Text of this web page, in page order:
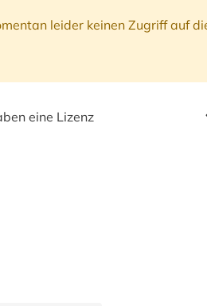
leider keinen Zugriff auf
eine Lizenz